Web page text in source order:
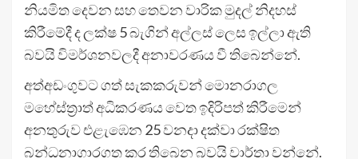
නියමිත දෙවන සහ තෙවන වාරික මුදල් නිදහස්
කිරීමේදී ද ලක්ෂ 5 බැගින් අල්ලස් ලෙස ඉල්ලා ඇති
බවයි විමර්ශනවලදී අනාවරණය වී තිබෙන්නේ.
අත්අඩංගුවට ගත් සැකකරුවන් මොනරාගල
මහේස්ත්‍රාත් අධිකරණය වෙත ඉදිරිපත් කිරීමෙන්
අනතුරුව එළැඹෙන 25 වනදා දක්වා රක්ෂිත
බන්ධනාගාරගත කර තිබෙන බවයි වාර්තා වන්නේ.